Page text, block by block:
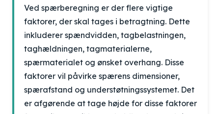
Ved spærberegning er der flere vigtige
faktorer, der skal tages i betragtning. Dette
inkluderer spændvidden, tagbelastningen,
taghældningen, tagmaterialerne,
spærmaterialet og ønsket overhang. Disse
faktorer vil påvirke spærens dimensioner,
spærafstand og understøtningssystemet. Det
er afgørende at tage højde for disse faktorer